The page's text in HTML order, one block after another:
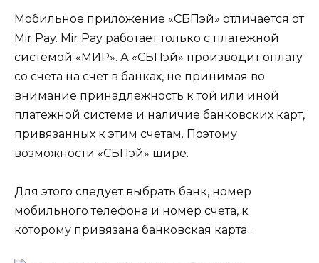
Мобильное приложение «СБПэй» отличается от
Mir Pay. Mir Pay работает только с платежной
системой «МИР». А «СБПэй» производит оплату
со счета на счет в банках, не принимая во
внимание принадлежность к той или иной
платежной системе и наличие банковских карт,
привязанных к этим счетам. Поэтому
возможности «СБПэй» шире.
Для этого следует выбрать банк, номер
мобильного телефона и номер счета, к
которому привязана банковская карта .